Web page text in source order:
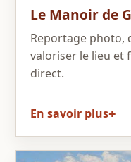
Le Manoir de
Reportage photo,
valoriser le lieu et
direct.
En savoir plus